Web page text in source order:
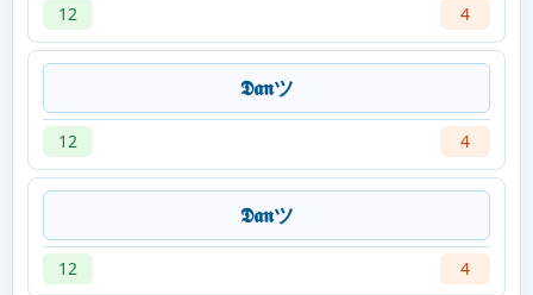
12 4
𝕯𝖆𝖓ツ
12 4
𝕯𝖆𝖓ツ
12 4